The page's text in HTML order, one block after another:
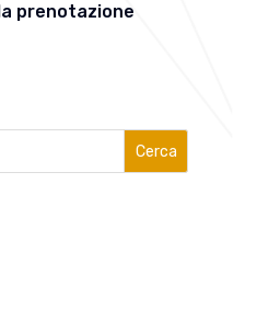
prenotazione
Cerca